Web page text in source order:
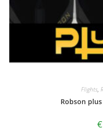
Flights,
Robson
€